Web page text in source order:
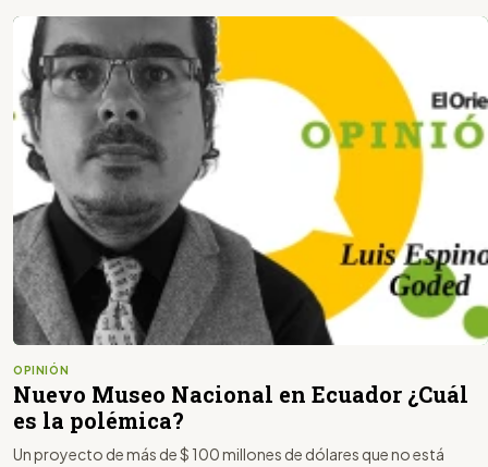
OPINIÓN
Nuevo Museo Nacional en Ecuador ¿Cuál
es la polémica?
Un proyecto de más de $ 100 millones de dólares que no está